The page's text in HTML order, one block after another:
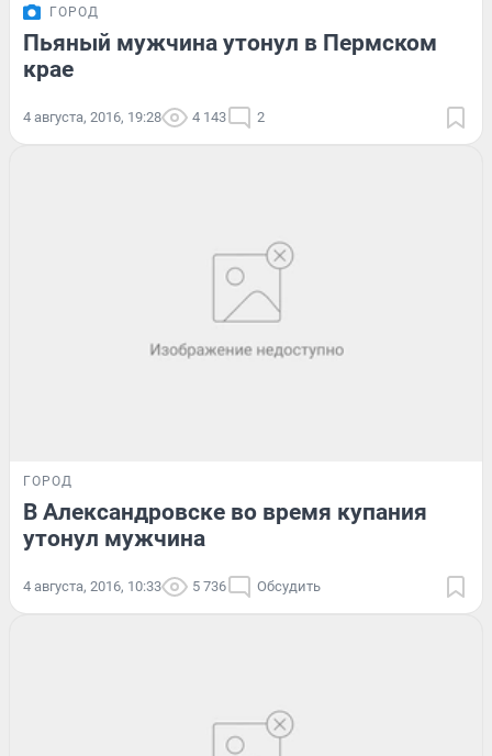
ГОРОД
Пьяный мужчина утонул в Пермском
крае
4 августа, 2016, 19:28 4 143 2
ГОРОД
В Александровске во время купания
утонул мужчина
4 августа, 2016, 10:33 5 736 Обсудить